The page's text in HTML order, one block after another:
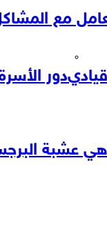
مع
دور
عشبة